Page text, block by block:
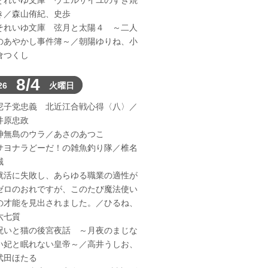
／森山侑紀、史歩
れいゆ文庫 弦月と太陽４ ～二人
あやかし事件簿～／朝陽ゆりね、小
つくし
8/4 火曜日
子党忠義 北近江合戦心得〈八〉／
原忠政
無島のウラ／あさのあつこ
ヨナラどーだ！の雑魚釣り隊／椎名
活に失敗し、あらゆる職業の適性が
ロのおれですが、このたび魔法使い
才能を見出されました。／ひるね、
七質
いと猫の後宮夜話 ～月夜のまじな
妃と眠れない皇帝～／高井うしお、
田ほたる